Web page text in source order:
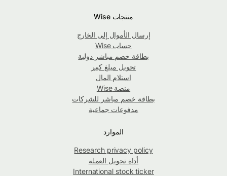
منتجات Wise
إرسال الأموال إلى الخارج
حساب Wise
بطاقة خصم مباشر دولية
تحويل مبلغ كبير
استلام المال
منصة Wise
بطاقة خصم مباشر للشركات
مدفوعات جماعية
الموارد
Research privacy policy
أداة تحويل العملة
International stock ticker